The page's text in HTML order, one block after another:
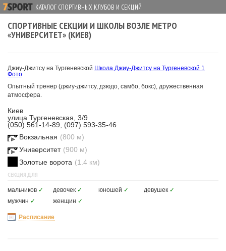
КАТАЛОГ СПОРТИВНЫХ КЛУБОВ И СЕКЦИЙ
СПОРТИВНЫЕ СЕКЦИИ И ШКОЛЫ ВОЗЛЕ МЕТРО
«УНИВЕРСИТЕТ» (КИЕВ)
Джиу-Джитсу на Тургеневской Школа Джиу-Джитсу на Тургеневской 1
Фото
Опытный тренер (джиу-джитсу, дзюдо, самбо, бокс), дружественная
атмосфера.
Киев
улица Тургеневская, 3/9
(050) 561-14-89, (097) 593-35-46
Вокзальная (800 м)
Университет (900 м)
Золотые ворота (1.4 км)
СЕКЦИЯ ДЛЯ
мальчиков ✓ девочек ✓ юношей ✓ девушек ✓
мужчин ✓ женщин ✓
Расписание